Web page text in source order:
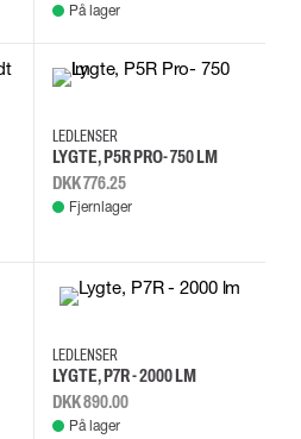
På lager
LEDLENSER
LYGTE, P5R PRO- 750 LM
DKK 776.25
Fjernlager
LEDLENSER
LYGTE, P7R - 2000 LM
DKK 890.00
På lager